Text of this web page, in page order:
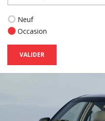
Neuf
Occasion
VALIDER